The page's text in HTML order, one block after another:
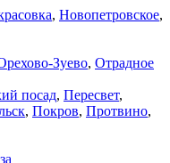
, Новопетровское,
Зуево, Отрадное
посад, Пересвет,
, Покров, Протвино,